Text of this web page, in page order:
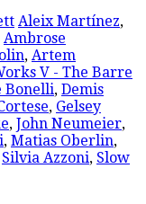
Aleix Martínez,
Ambrose
, Artem
V - The Barre
Bonelli, Demis
, Gelsey
, John Neumeier,
, Matias Oberlin,
Silvia Azzoni, Slow